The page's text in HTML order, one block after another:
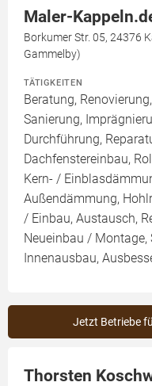
Maler-
Borkumer Str. 05, 24376
Gammelby)
TÄTIGKEITEN
Beratung,
Sanierung,
Durchführung,
Dachfenstereinbau,
Kern- /
Außendämmung,
/ Einbau, Austausch,
Neueinbau /
Innenausbau,
Jetzt Betriebe
Thorsten